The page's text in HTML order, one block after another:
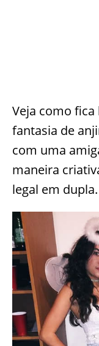
Veja como
fantasia de
com uma
maneira
legal em dupla.